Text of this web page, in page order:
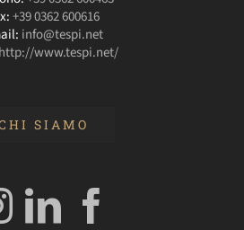
+39 0362 600616
info@tespi.net
http://www.tespi.net/
SIAMO